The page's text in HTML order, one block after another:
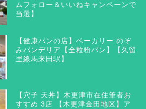
ムフォロー＆いいねキャンペーンで
当選】
【健康パンの店】ベーカリー のぞ
みパンデリア【全粒粉パン】【久留
里線馬来田駅】
【穴子 天丼】木更津市在住筆者お
すすめ 3店 【木更津金田地区】ア